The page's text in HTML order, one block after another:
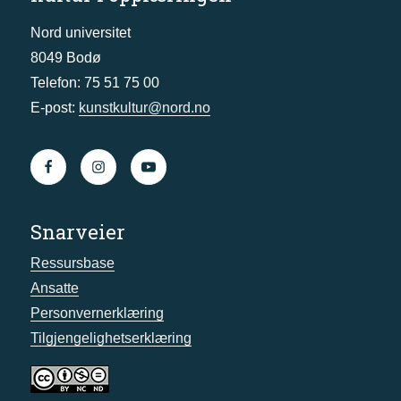
Nord universitet
8049 Bodø
Telefon: 75 51 75 00
E-post: kunstkultur@nord.no
Snarveier
Ressursbase
Ansatte
Personvernerklæring
Tilgjengelighetserklæring